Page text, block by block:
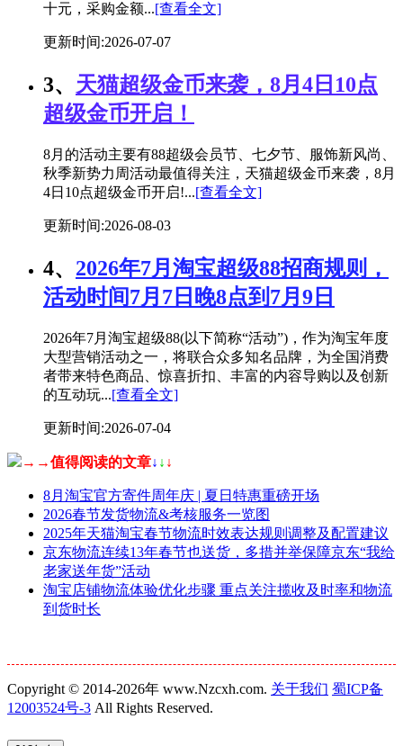
十元，采购金额...[查看全文]
更新时间:2026-07-07
3、 天猫超级金币来袭，8月4日10点
超级金币开启！
8月的活动主要有88超级会员节、七夕节、服饰新风尚、
秋季新势力周活动最值得关注，天猫超级金币来袭，8月
4日10点超级金币开启!...[查看全文]
更新时间:2026-08-03
4、 2026年7月淘宝超级88招商规则，
活动时间7月7日晚8点到7月9日
2026年7月淘宝超级88(以下简称“活动”)，作为淘宝年度
大型营销活动之一，将联合众多知名品牌，为全国消费
者带来特色商品、惊喜折扣、丰富的内容导购以及创新
的互动玩...[查看全文]
更新时间:2026-07-04
→→值得阅读的文章↓ ↓ ↓
8月淘宝官方寄件周年庆 | 夏日特惠重磅开场
2026春节发货物流&考核服务一览图
2025年天猫淘宝春节物流时效表达规则调整及配置建议
京东物流连续13年春节也送货，多措并举保障京东“我给
老家送年货”活动
淘宝店铺物流体验优化步骤 重点关注揽收及时率和物流
到货时长
Copyright © 2014-2026年 www.Nzcxh.com. 关于我们 蜀ICP备
12003524号-3 All Rights Reserved.